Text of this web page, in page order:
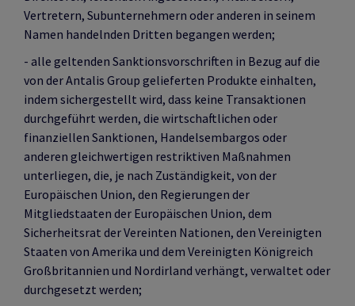
Vertretern, Subunternehmern oder anderen in seinem
Namen handelnden Dritten begangen werden;
- alle geltenden Sanktionsvorschriften in Bezug auf die
von der Antalis Group gelieferten Produkte einhalten,
indem sichergestellt wird, dass keine Transaktionen
durchgeführt werden, die wirtschaftlichen oder
finanziellen Sanktionen, Handelsembargos oder
anderen gleichwertigen restriktiven Maßnahmen
unterliegen, die, je nach Zuständigkeit, von der
Europäischen Union, den Regierungen der
Mitgliedstaaten der Europäischen Union, dem
Sicherheitsrat der Vereinten Nationen, den Vereinigten
Staaten von Amerika und dem Vereinigten Königreich
Großbritannien und Nordirland verhängt, verwaltet oder
durchgesetzt werden;